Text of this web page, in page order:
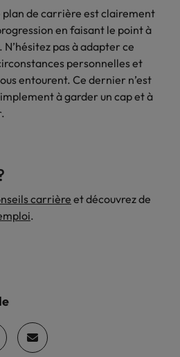
de carrière est clairement
en faisant le point à
pas à adapter ce
personnelles et
entourent. Ce dernier n’est
à garder un cap et à
carrière et découvrez de
.